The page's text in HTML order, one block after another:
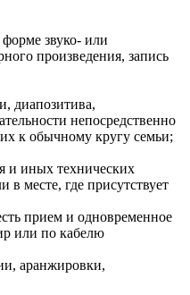
звуко- или
произведения, запись
диапозитива,
непосредственно
к обычному кругу семьи;
и иных технических
в месте, где присутствует
прием и одновременное
или по кабелю
аранжировки,